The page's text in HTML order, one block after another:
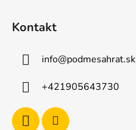
Kontakt
info@podmesahrat.sk
+421905643730